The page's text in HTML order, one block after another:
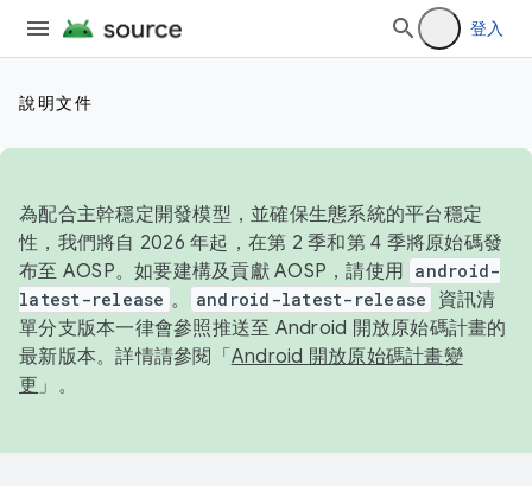
登入
說明文件
為配合主幹穩定開發模型，並確保生態系統的平台穩定
性，我們將自 2026 年起，在第 2 季和第 4 季將原始碼發
布至 AOSP。如要建構及貢獻 AOSP，請使用 android-
latest-release 。 android-latest-release
資訊清
單分支版本一律會參照推送至 Android 開放原始碼計畫的
最新版本。詳情請參閱「 Android 開放原始碼計畫變
更 」。